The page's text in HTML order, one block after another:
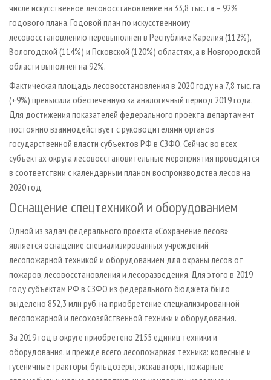
числе искусственное лесовосстановление на 33,8 тыс. га – 92%
годового плана. Годовой план по искусственному
лесовосстановлению перевыполнен в Республике Карелия (112%),
Вологодской (114%) и Псковской (120%) областях, а в Новгородской
области выполнен на 92%.
Фактическая площадь лесовосстановления в 2020 году на 7,8 тыс. га
(+9%) превысила обеспеченную за аналогичный период 2019 года.
Для достижения показателей федерального проекта департамент
постоянно взаимодействует с руководителями органов
государственной власти субъектов РФ в СЗФО. Сейчас во всех
субъектах округа лесовосстановительные мероприятия проводятся
в соответствии с календарным планом воспроизводства лесов на
2020 год.
Оснащение спецтехникой и оборудованием
Одной из задач федерального проекта «Сохранение лесов»
является оснащение специализированных учреждений
лесопожарной техникой и оборудованием для охраны лесов от
пожаров, лесовосстановления и лесоразведения. Для этого в 2019
году субъектам РФ в СЗФО из федерального бюджета было
выделено 852,3 млн руб. на приобретение специализированной
лесопожарной и лесохозяйственной техники и оборудования.
За 2019 год в округе приобретено 2155 единиц техники и
оборудования, и прежде всего лесопожарная техника: колесные и
гусеничные тракторы, бульдозеры, экскаваторы, пожарные